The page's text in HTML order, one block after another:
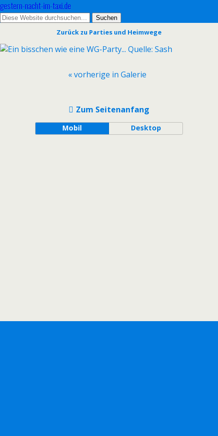
gestern-nacht-im-taxi.de
Zurück zu Parties und Heimwege
« vorherige in Galerie
Zum Seitenanfang
Mobil Desktop